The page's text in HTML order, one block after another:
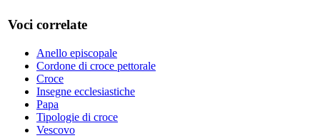
Voci correlate
Anello episcopale
Cordone di croce pettorale
Croce
Insegne ecclesiastiche
Papa
Tipologie di croce
Vescovo